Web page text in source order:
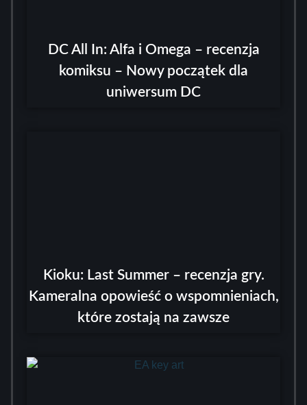
DC All In: Alfa i Omega – recenzja
komiksu – Nowy początek dla
uniwersum DC
Kioku: Last Summer – recenzja gry.
Kameralna opowieść o wspomnieniach,
które zostają na zawsze